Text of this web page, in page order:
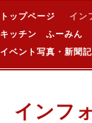
トップページ イン
キッチン ふーみん
イベント写真・新聞
インフ